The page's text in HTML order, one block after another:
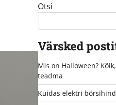
Otsi
Värsked
Mis on Halloween?
teadma
Kuidas elektri